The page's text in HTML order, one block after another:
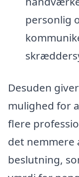
personlig
Desuden
mulighed for
flere
det
beslutning,